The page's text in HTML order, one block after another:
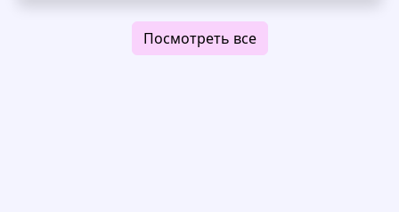
Посмотреть все